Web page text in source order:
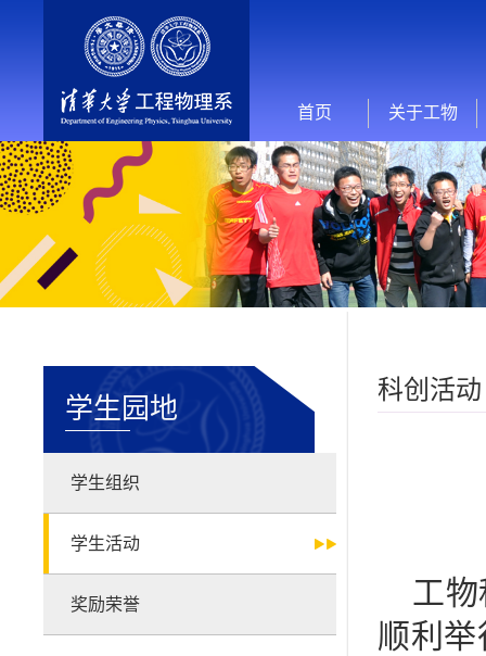
首页 关于工物
学生园地
学生组织
学生活动
奖励荣誉
科创活动
工
顺利